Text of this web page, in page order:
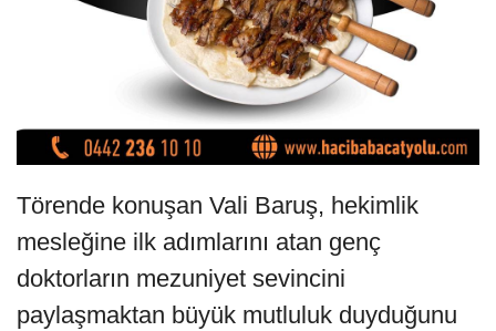
Törende konuşan Vali Baruş, hekimlik
mesleğine ilk adımlarını atan genç
doktorların mezuniyet sevincini
paylaşmaktan büyük mutluluk duyduğunu